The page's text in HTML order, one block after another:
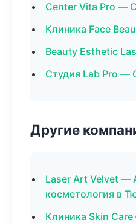
Center Vita Pro —
Клиника Face
Beauty Esthetic
Студия Lab Pro —
Другие
Laser Art Velvet —
косметология в
Клиника Skin